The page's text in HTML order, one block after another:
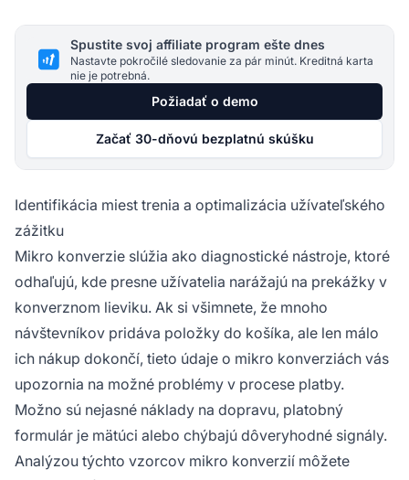
Spustite svoj affiliate program ešte dnes
Nastavte pokročilé sledovanie za pár minút. Kreditná karta
nie je potrebná.
Požiadať o demo
Začať 30-dňovú bezplatnú skúšku
Identifikácia miest trenia a optimalizácia užívateľského
zážitku
Mikro konverzie slúžia ako diagnostické nástroje, ktoré
odhaľujú, kde presne užívatelia narážajú na prekážky v
konverznom lieviku. Ak si všimnete, že mnoho
návštevníkov pridáva položky do košíka, ale len málo
ich nákup dokončí, tieto údaje o mikro konverziách vás
upozornia na možné problémy v procese platby.
Možno sú nejasné náklady na dopravu, platobný
formulár je mätúci alebo chýbajú dôveryhodné signály.
Analýzou týchto vzorcov mikro konverzií môžete